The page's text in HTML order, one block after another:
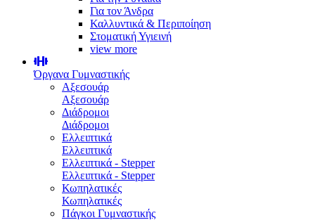
Για τον Άνδρα
Καλλυντικά & Περιποίηση
Στοματική Υγιεινή
view more
Όργανα Γυμναστικής
Αξεσουάρ
Αξεσουάρ
Διάδρομοι
Διάδρομοι
Ελλειπτικά
Ελλειπτικά
Ελλειπτικά - Stepper
Ελλειπτικά - Stepper
Κωπηλατικές
Κωπηλατικές
Πάγκοι Γυμναστικής